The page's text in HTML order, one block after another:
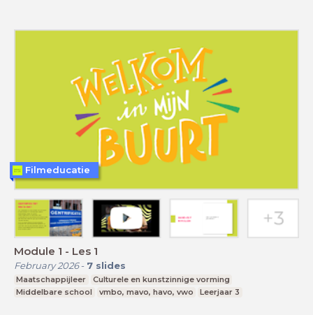
Module 1 - Les 1
February 2026- 7 slides
Maatschappijleer
Culturele en kunstzinnige vorming
Middelbare school
vmbo, mavo, havo, vwo Leerjaar 3
Filmeducatie